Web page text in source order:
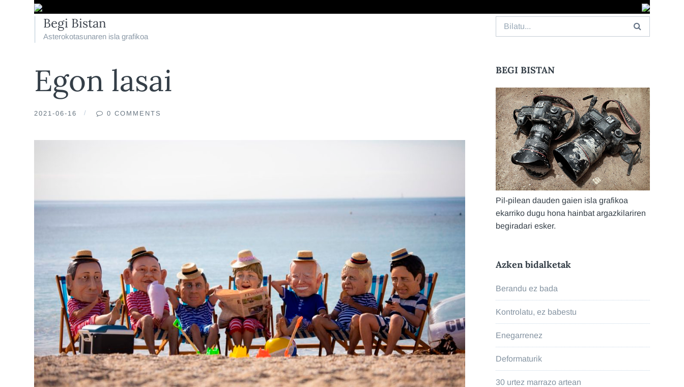
Begi Bistan
Asterokotasunaren isla grafikoa
Search
Egon lasai
2021-06-16 0 COMMENTS
BEGI BISTAN
Pil-pilean dauden gaien isla grafikoa
ekarriko dugu hona hainbat argazkilariren
begiradari esker.
Azken bidalketak
Berandu ez bada
Kontrolatu, ez babestu
Enegarrenez
Deformaturik
30 urtez marrazo artean